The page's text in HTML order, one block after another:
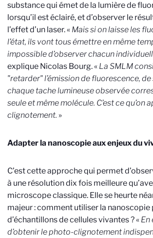
substance qui émet de la lumière de
lorsqu’il est éclairé, et d’observer le
l’effet d’un laser. « Mais si on laisse les
l’état, ils vont tous émettre en même
impossible d’observer chacun
explique Nicolas Bourg. « La SMLM
"retarder" l’émission de fluorescence,
chaque tache lumineuse observée
seule et même molécule. C’est ce qu’on
clignotement. »
Adapter la nanoscopie aux enjeux du
C’est cette approche qui permet
à une résolution dix fois meilleure
microscope classique. Elle se heurte
majeur : comment utiliser la nanoscopie
d’échantillons de cellules vivantes ? « En
d’obtenir le photo-clignotement